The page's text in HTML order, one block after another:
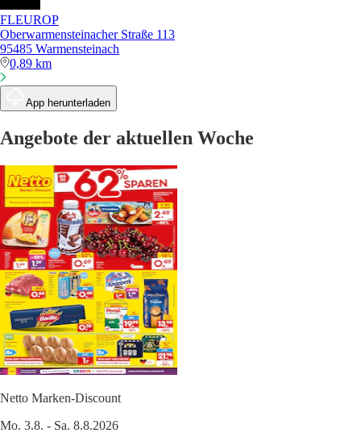
FLEUROP
Oberwarmensteinacher Straße 113
95485 Warmensteinach
0,89 km
App herunterladen
Angebote der aktuellen Woche
Netto Marken-Discount
Mo. 3.8. - Sa. 8.8.2026